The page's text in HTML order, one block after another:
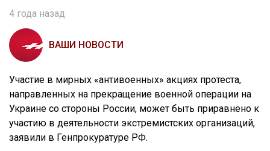
4 года назад
ВАШИ НОВОСТИ
Участие в мирных «антивоенных» акциях протеста,
направленных на прекращение военной операции на
Украине со стороны России, может быть приравнено к
участию в деятельности экстремистских организаций,
заявили в Генпрокуратуре РФ.